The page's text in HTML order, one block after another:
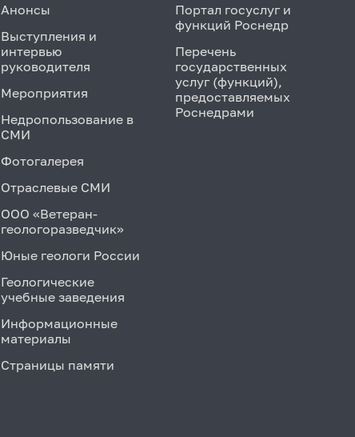
Анонсы
Выступления и
интервью
руководителя
Мероприятия
Недропользование в
СМИ
Фотогалерея
Отраслевые СМИ
ООО «Ветеран-
геологоразведчик»
Юные геологи России
Геологические
учебные заведения
Информационные
материалы
Страницы памяти
Портал госуслуг и
функций Роснедр
Перечень
государственных
услуг (функций),
предоставляемых
Роснедрами